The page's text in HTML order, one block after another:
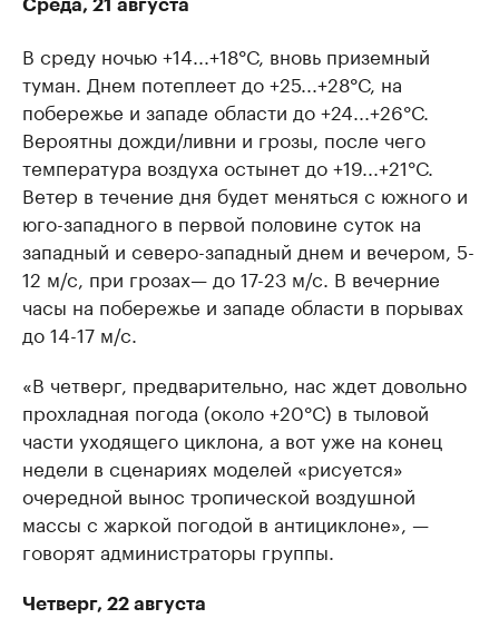
Среда, 21 августа
В среду ночью +14...+18°С, вновь приземный
туман. Днем потеплеет до +25...+28°С, на
побережье и западе области до +24...+26°С.
Вероятны дожди/ливни и грозы, после чего
температура воздуха остынет до +19...+21°С.
Ветер в течение дня будет меняться с южного и
юго-западного в первой половине суток на
западный и северо-западный днем и вечером, 5-
12 м/с, при грозах— до 17-23 м/с. В вечерние
часы на побережье и западе области в порывах
до 14-17 м/с.
«В четверг, предварительно, нас ждет довольно
прохладная погода (около +20°С) в тыловой
части уходящего циклона, а вот уже на конец
недели в сценариях моделей «рисуется»
очередной вынос тропической воздушной
массы с жаркой погодой в антициклоне», —
говорят администраторы группы.
Четверг, 22 августа